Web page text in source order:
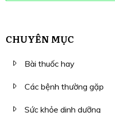
CHUYÊN MỤC
Bài thuốc hay
Các bệnh thường gặp
Sức khỏe dinh dưỡng